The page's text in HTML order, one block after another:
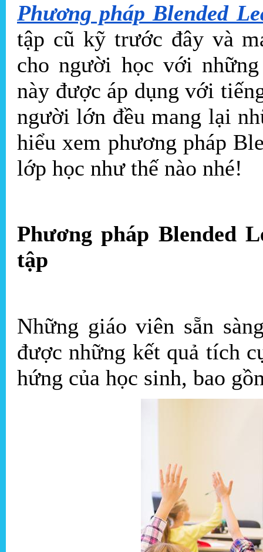
Phương pháp Blended
tập cũ kỹ trước đây và
cho người học với
này được áp dụng với
người lớn đều mang lại
hiểu xem phương pháp
lớp học như thế nào nhé!
Phương pháp Blended
tập
Những giáo viên sẵn
được những kết quả tích
hứng của học sinh, bao